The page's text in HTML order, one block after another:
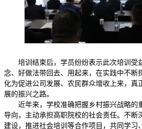
培训结束后，学员纷纷表示此次培训受
念、好做法带回去、用起来，在实践中不断
化为促进公司发展、农民群众增收上来，真
展的振兴之路。
近年来，学校准确把握乡村振兴战略的
导向，主动承担高职院校的社会责任。不断
建设，推进社会培训等合作项目，共同学习